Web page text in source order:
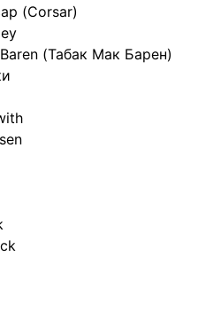
(Corsar)
(Табак Мак Барен)